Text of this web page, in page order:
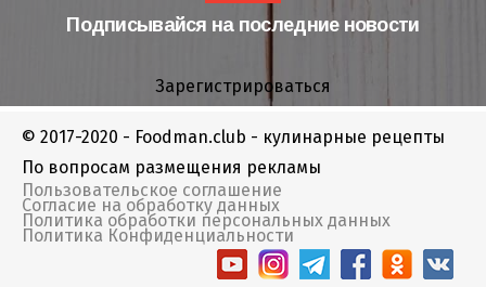
Подписывайся на последние новости
Зарегистрироваться
© 2017-2020 - Foodman.club - кулинарные рецепты
По вопросам размещения рекламы
Пользовательское соглашение
Согласие на обработку данных
Политика обработки персональных данных
Политика Конфиденциальности